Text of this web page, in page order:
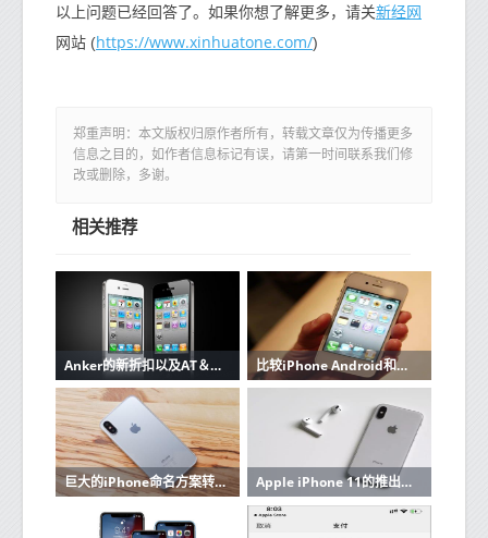
以上问题已经回答了。如果你想了解更多，请关新经网
网站 (https://www.xinhuatone.com/)
郑重声明：本文版权归原作者所有，转载文章仅为传播更多
信息之目的，如作者信息标记有误，请第一时间联系我们修
改或删除，多谢。
相关推荐
Anker的新折扣以及AT＆T的最新iPhone优惠 比较iPhone Android和英国其他电话市场的手机交易和合约
巨大的iPhone命名方案转换可能正在进行中 Apple iPhone 11的推出日期与三合一后置摄像头泄露